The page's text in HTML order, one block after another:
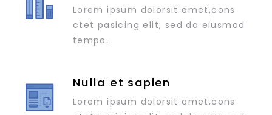
Lorem ipsum dolorsit amet,cons
ctet pasicing elit, sed do eiusmod
tempo.
Nulla et sapien
Lorem ipsum dolorsit amet,cons